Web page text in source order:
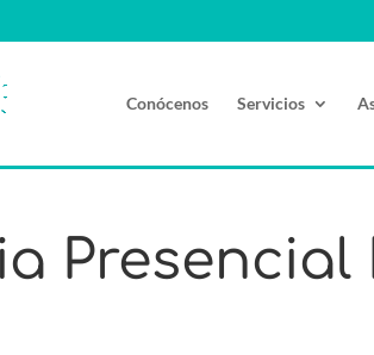
Conócenos Servicios
Presencial